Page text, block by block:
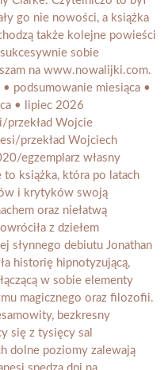
przekład Wojcie